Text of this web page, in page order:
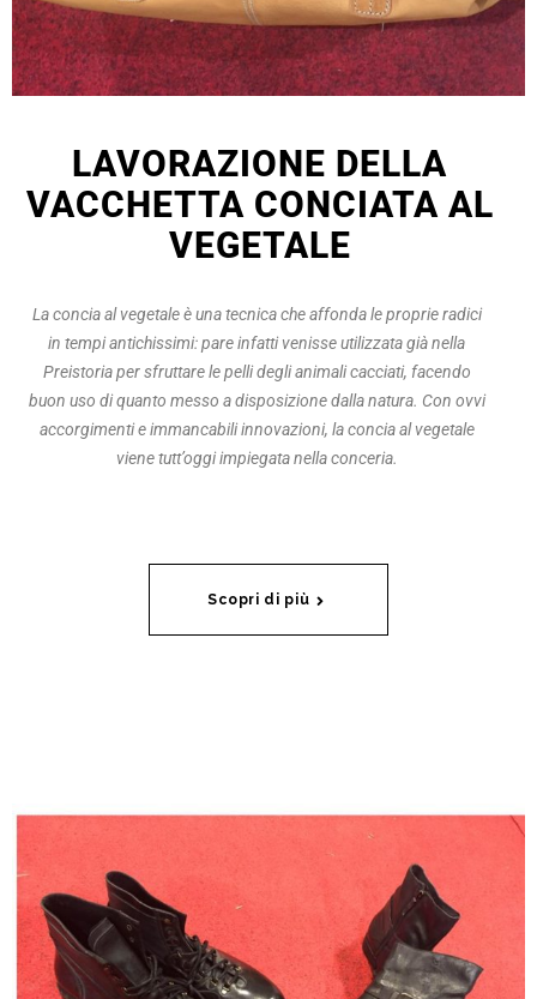
LAVORAZIONE DELLA
VACCHETTA CONCIATA AL
VEGETALE
La concia al vegetale è una tecnica che affonda le proprie radici
in tempi antichissimi: pare infatti venisse utilizzata già nella
Preistoria per sfruttare le pelli degli animali cacciati, facendo
buon uso di quanto messo a disposizione dalla natura. Con ovvi
accorgimenti e immancabili innovazioni, la concia al vegetale
viene tutt’oggi impiegata nella conceria.
Scopri di più